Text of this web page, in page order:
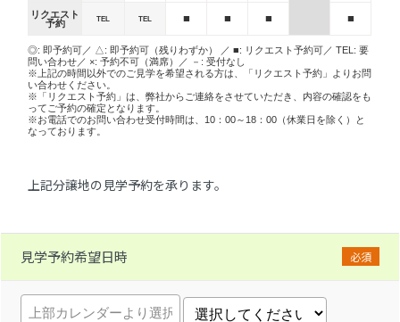
リクエスト
予約
TEL TEL ■ ■ ■ ■
◎: 即予約可／ △: 即予約可（残りわずか） ／ ■: リクエスト予約可／ TEL: 要
問い合わせ／ ×: 予約不可（満席）／ －: 受付なし
※上記の時間以外でのご見学を希望される方は、「リクエスト予約」よりお問
い合わせください。
※「リクエスト予約」は、弊社からご連絡をさせていただき、内容の確認をも
ってご予約の確定となります。
※お電話でのお問い合わせ受付時間は、10：00～18：00（休業日を除く）と
なっております。
上記分譲地の見学予約を承ります。
見学予約希望日時 必須